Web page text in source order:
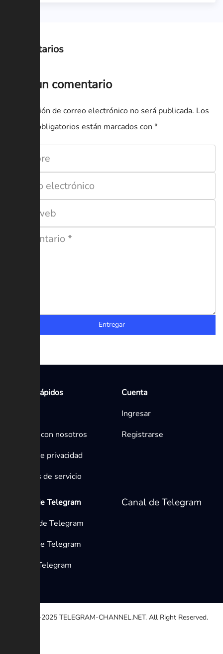
Comentarios
Deja un comentario
Tu dirección de correo electrónico no será publicada. Los
campos obligatorios están marcados con *
Entregar
Enlaces rápidos
Contacta con nosotros
Política de privacidad
Términos de servicio
Cuenta
Ingresar
Registrarse
Medios de Telegram
Canales de Telegram
Grupos de Telegram
Bots de Telegram
Canal de Telegram
© 2020-2025 TELEGRAM-CHANNEL.NET. All Right Reserved.